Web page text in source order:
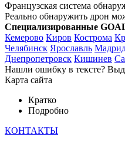
Французская система
Реально обнаружить дрон
Cпециализированные
Кемерово Киров Кострома
Челябинск Ярославль
Днепропетровск Кишинев
Нашли ошибку в тексте?
Карта сайта
Кратко
Подробно
КОНТАКТЫ